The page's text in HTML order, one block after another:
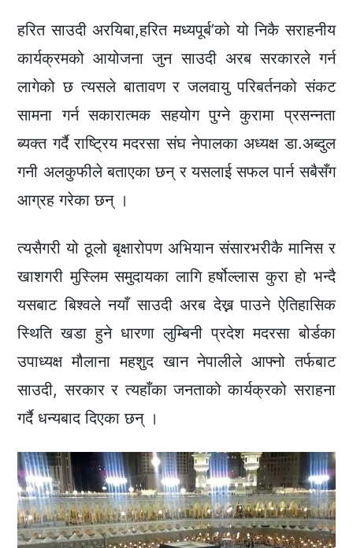
हरित साउदी अरयिबा,हरित मध्यपूर्ब’को यो निकै सराहनीय
कार्यक्रमको आयोजना जुन साउदी अरब सरकारले गर्न
लागेको छ त्यसले बातावण र जलवायु परिबर्तनको संकट
सामना गर्न सकारात्मक सहयोग पुग्ने कुरामा प्रसन्नता
ब्यक्त गर्दै राष्ट्रिय मदरसा संघ नेपालका अध्यक्ष डा.अब्दुल
गनी अलकुफीले बताएका छन् र यसलाई सफल पार्न सबैसँग
आग्रह गरेका छन् ।
त्यसैगरी यो ठूलो बृक्षारोपण अभियान संसारभरीकै मानिस र
खाशगरी मुस्लिम समुदायका लागि हर्षोल्लास कुरा हो भन्दै
यसबाट बिश्वले नयाँ साउदी अरब देख्न पाउने ऐतिहासिक
स्थिति खडा हुने धारणा लुम्बिनी प्रदेश मदरसा बोर्डका
उपाध्यक्ष मौलाना महशुद खान नेपालीले आफ्नो तर्फबाट
साउदी, सरकार र त्यहाँका जनताको कार्यक्रको सराहना
गर्दै धन्यबाद दिएका छन् ।